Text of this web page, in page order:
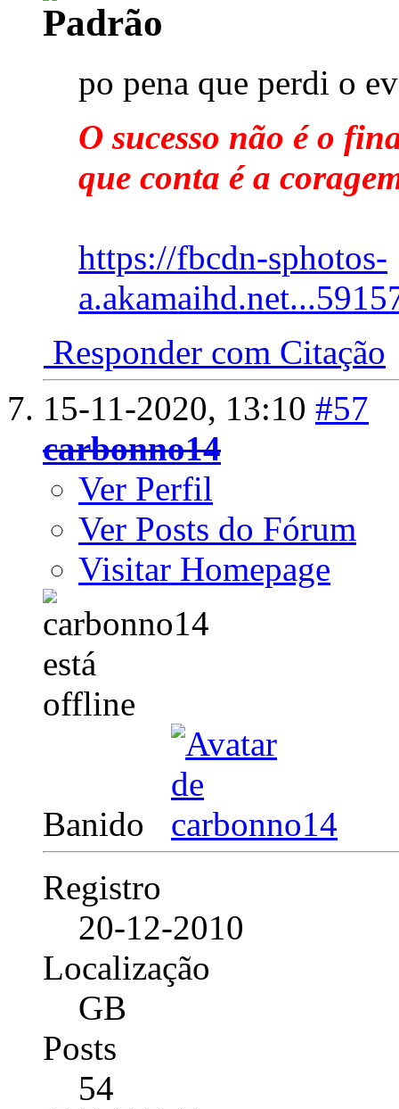
po pena que perdi o
O sucesso não é o
que conta é a
https://fbcdn-sphotos-
Responder com Citação
15-11-2020, 13:10 #57
carbonno14
Ver Perfil
Ver Posts do Fórum
Visitar Homepage
Banido
Registro
20-12-2010
Localização
GB
Posts
54